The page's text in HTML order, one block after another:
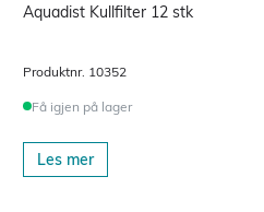
Aquadist Kullfilter 12 stk
Produktnr. 10352
Få igjen på lager
Les mer